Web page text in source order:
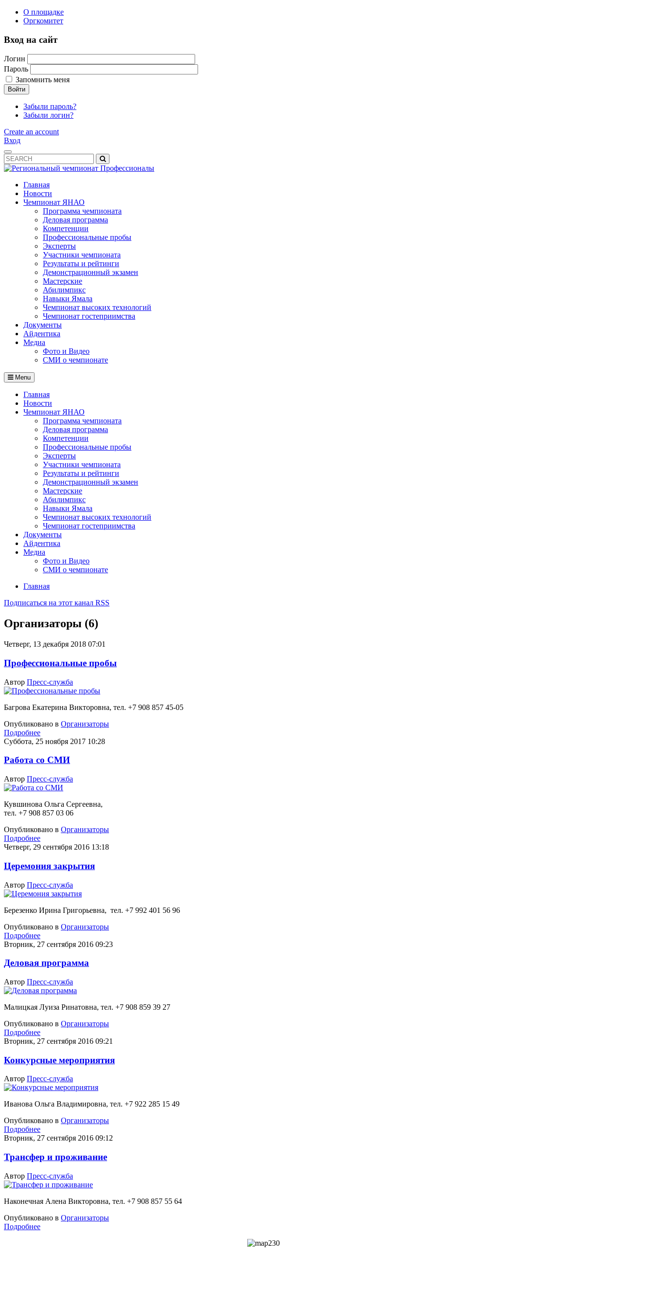
О площадке
Оргкомитет
Вход на сайт
Логин
Пароль
Запомнить меня
Войти
Забыли пароль?
Забыли логин?
Create an account
Вход
Главная
Новости
Чемпионат ЯНАО
Программа чемпионата
Деловая программа
Компетенции
Профессиональные пробы
Эксперты
Участники чемпионата
Результаты и рейтинги
Демонстрационный экзамен
Мастерские
Абилимпикс
Навыки Ямала
Чемпионат высоких технологий
Чемпионат гостеприимства
Документы
Айдентика
Медиа
Фото и Видео
СМИ о чемпионате
Menu
Главная
Новости
Чемпионат ЯНАО
Программа чемпионата
Деловая программа
Компетенции
Профессиональные пробы
Эксперты
Участники чемпионата
Результаты и рейтинги
Демонстрационный экзамен
Мастерские
Абилимпикс
Навыки Ямала
Чемпионат высоких технологий
Чемпионат гостеприимства
Документы
Айдентика
Медиа
Фото и Видео
СМИ о чемпионате
Главная
Подписаться на этот канал RSS
Организаторы (6)
Четверг, 13 декабря 2018 07:01
Профессиональные пробы
Автор Пресс-служба
Багрова Екатерина Викторовна, тел. +7 908 857 45-05
Опубликовано в Организаторы
Подробнее
Суббота, 25 ноября 2017 10:28
Работа со СМИ
Автор Пресс-служба
Кувшинова Ольга Сергеевна,
тел. +7 908 857 03 06
Опубликовано в Организаторы
Подробнее
Четверг, 29 сентября 2016 13:18
Церемония закрытия
Автор Пресс-служба
Березенко Ирина Григорьевна, тел. +7 992 401 56 96
Опубликовано в Организаторы
Подробнее
Вторник, 27 сентября 2016 09:23
Деловая программа
Автор Пресс-служба
Малицкая Луиза Ринатовна, тел. +7 908 859 39 27
Опубликовано в Организаторы
Подробнее
Вторник, 27 сентября 2016 09:21
Конкурсные мероприятия
Автор Пресс-служба
Иванова Ольга Владимировна, тел. +7 922 285 15 49
Опубликовано в Организаторы
Подробнее
Вторник, 27 сентября 2016 09:12
Трансфер и проживание
Автор Пресс-служба
Наконечная Алена Викторовна, тел. +7 908 857 55 64
Опубликовано в Организаторы
Подробнее